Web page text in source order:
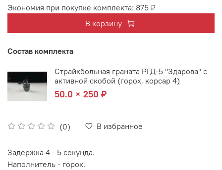
(0) В избранное
Экономия при покупке комплекта: 875 ₽
В корзину
Состав комплекта
Страйкбольная граната РГД-5 "Здарова" с
активной скобой (горох, корсар 4)
50.0 × 250 ₽
Задержка 4 - 5 секунда.
Наполнитель - горох.